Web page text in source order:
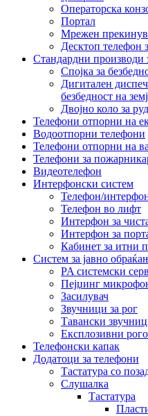
Операторска
Портал
Мрежен
Десктоп телефон
Стандардни производи
Спојка за
Дигитален
безбедност на
Двојно коло за
Телефони отпорни на
Водоотпорни телефони
Телефони отпорни на
Телефони за
Видеотелефон
Интерфонски систем
Телефон/
Телефон во лифт
Интерфон за
Интерфон за
Кабинет за итни
Систем за јавно
PA системски
Пејџинг
Засилувач
Звучници за рог
Тавански
Експлозивни
Телефонски капак
Додатоци за телефони
Тастатура со
Слушалка
Тастатура